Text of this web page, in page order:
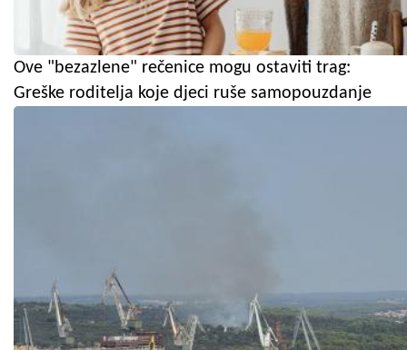
Ove "bezazlene" rečenice mogu ostaviti trag:
Greške roditelja koje djeci ruše samopouzdanje